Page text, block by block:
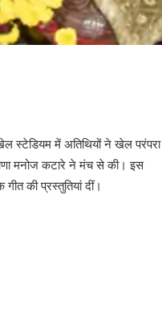
खेल स्टेडियम में अतिथियों ने खेल परंपरा
मनोज कटारे ने मंच से की। इस
की प्रस्तुतियां दीं।